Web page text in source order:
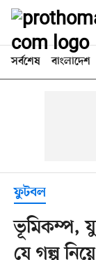
সর্বশেষ বাংলাদেশ
ফুটবল
ভূমিকম্প,
যে গল্প